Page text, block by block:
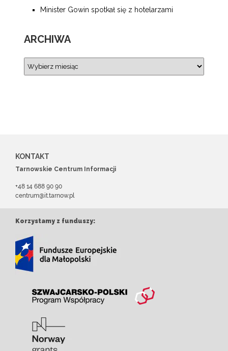
Minister Gowin spotkał się z hotelarzami
ARCHIWA
KONTAKT
Tarnowskie Centrum Informacji
+48 14 688 90 90
centrum@it.tarnow.pl
Korzystamy z funduszy: